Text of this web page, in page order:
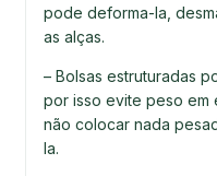
pode deforma-la,
as alças.
– Bolsas estruturadas
por isso evite peso em
não colocar nada
la.